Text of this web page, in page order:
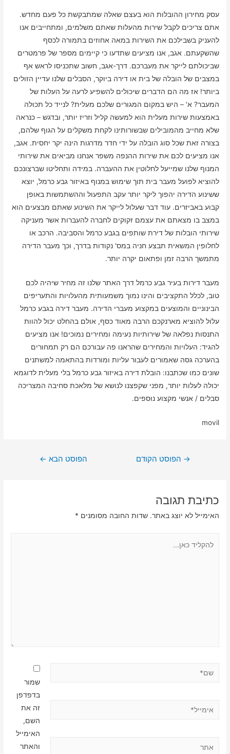
עסק מחירון ההובלות הוא בעצם שאלה שמתבקשת כל פעם מחדש.
אתם צריכים לקבל שירות מהעלות שאתם משלמים, ומתחייבים אנו
להעניק בשבילכם את השירות במאה אחוזים בתמורה לכסף
שהשקעתם. אגב, אנו מציעים שתדעו כי קיימים מספר של פרמטרים
שביכולתם לייקר את מעברכם. דרך-אגב, חשוב שתכניסו לראש אף
במצבים של הובלה של בית או דירה ביוקר, הסבלים שלנו עדיין הזולים
ביותר! אז מה הם הדברים שיכולים להשפיע לרעה על העלות של
המעבר? א' – היש במקום המגורים שלכם מעלית? לנייד כל תכולה
באמצעות שירות מעלית הוא למעשה קליל וזריז יותר, ובדגש – כנראה
שלא מחייב מהמובילים שבשורותינו לקחת משקלים על הגוף שלהם,
בצורה זאת שכל סוג הובלה על ידי חדר מדרגות הינה יקר יחסית. אגב,
אנו מציעים לכם את שירות ההנפה משפר אנחנו מביאים את שירותי
המנוף שלנו שמייעל לחלוטין את ההעברה. במידה ותחליטו שברצונכם
להוציא לפועל מעבר בית תוך שימוש במנוף באיזור גבע כרמל, יוצא
ששינוע הדירה יהפוך ליקר יותר עקב התפעול וההשתמשות באופן
קבוע באביזרים. עוד דבר שעלול לייקר את השינוע שאתם מבצעים הוא
במצב בו מצאתם את עצמם זקוקים לחברה להעברות אשר מעניקה
שירותי הובלות של דירת שותפים בגבע כרמל והסביבה. הרכב או
לחלופין המשאית תבצע חניה במס' נקודות בדרך, וכך מעבר הדירה
מתמשך הרבה זמן ופתאום יקרה יותר.
מעבר דירות בעיר גבע כרמל דרך האתר שלנו זה מחיר שיהיה לכם
טוב, לכלל התקציבים והינו נמוך משמעותית מהעלויות והתעריפים
הבינוניים והמוצעים במקצוע מעברי הדירה. מעבר דירה בגבע כרמל
עלול להוציא מארנקכם הרבה מאוד כסף, אולם בהחלט יכול להוות
התנסות נפלאה של שירותיות נעימה ומחירים נמוכים! אנו מציעים
להגיד: העלויות והמחירים שהראנו פה עבורכם הם רק תמחורים
בהערכה גסה שאמורים לעבור עליות ומורדות בהתאמה למשתנים
שונים כמו שכתבנו: הובלת דירה באיזור גבע כרמל בלי מעלית לדוגמא
יכולה לעלות יותר, מפני שקפצנו לנושא של מלאכת סחיבה המצריכה
סבלים / אנשי מקצוע נוספים.
movil
ניווט
→ הפוסט הקודם הפוסט הבא ←
כתיבת תגובה
האימייל לא יוצג באתר. שדות החובה מסומנים *
שמור
בדפדפן
זה את
השם,
האימייל
והאתר